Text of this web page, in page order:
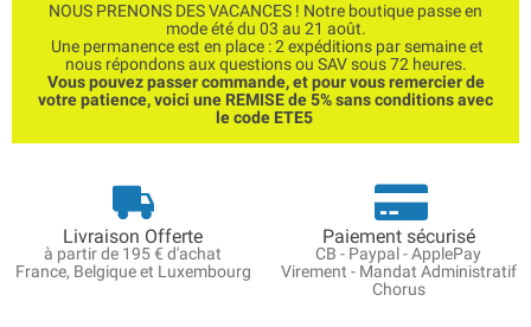
NOUS PRENONS DES VACANCES ! Notre boutique passe en
mode été du 03 au 21 août.
Une permanence est en place : 2 expéditions par semaine et
nous répondons aux questions ou SAV sous 72 heures.
Vous pouvez passer commande, et pour vous remercier de
votre patience, voici une REMISE de 5% sans conditions avec
le code ETE5
Livraison Offerte
à partir de 195 € d'achat
France, Belgique et Luxembourg
Paiement sécurisé
CB - Paypal - ApplePay
Virement - Mandat Administratif
Chorus